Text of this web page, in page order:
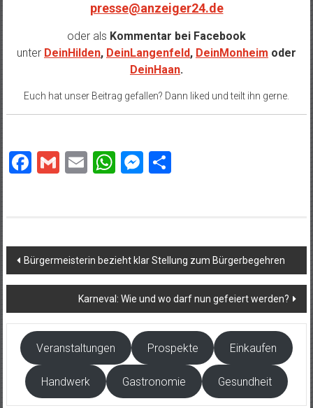
presse@anzeiger24.de
oder als Kommentar bei Facebook
unter DeinHilden, DeinLangenfeld, DeinMonheim oder
DeinHaan.
Euch hat unser Beitrag gefallen? Dann liked und teilt ihn gerne.
Facebook
Gmail
EmailWhatsApp
Messenger
Teilen
Beitragsnavigation
Bürgermeisterin bezieht klar Stellung zum Bürgerbegehren
Karneval: Wie und wo darf nun gefeiert werden?
Veranstaltungen Prospekte Einkaufen
Handwerk Gastronomie Gesundheit